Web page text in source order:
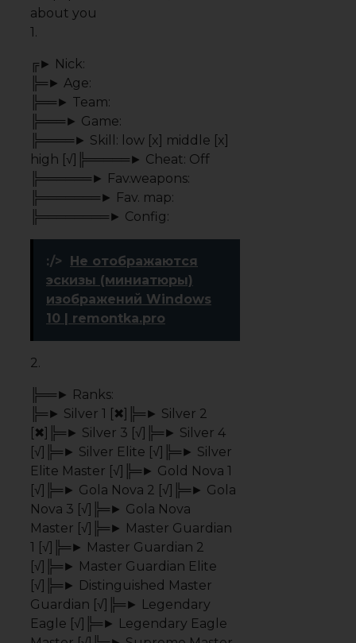
2.
╠══► Ranks:
╠═► Silver 1 [✖]╠═► Silver 2
[✖]╠═► Silver 3 [√]╠═► Silver 4
[√]╠═► Silver Elite [√]╠═► Silver
Elite Master [√]╠═► Gold Nova 1
[√]╠═► Gola Nova 2 [√]╠═► Gola
Nova 3 [√]╠═► Gola Nova
Master [√]╠═► Master Guardian
1 [√]╠═► Master Guardian 2
[√]╠═► Master Guardian Elite
[√]╠═► Distinguished Master
Guardian [√]╠═► Legendary
Eagle [√]╠═► Legendary Eagle
Master [√]╠═► Supreme Master
3.
— ◄═════▓═════════►
Luck
— ◄══════════▓════►
Rage
— ◄════▓══════════►
Hacks
— ◄═════════════▓═► Aim
— ◄════════════▓══► Skill
Редкие / Rare
1. Футбольный игрок / Football
player